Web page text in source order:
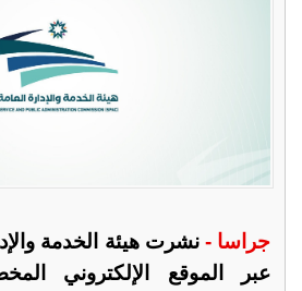
جراسا - نشرت هيئة الخدمة
عبر الموقع الإلكتروني